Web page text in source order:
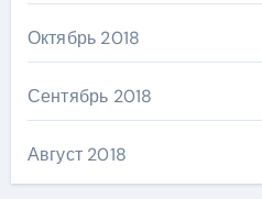
Октябрь 2018
Сентябрь 2018
Август 2018